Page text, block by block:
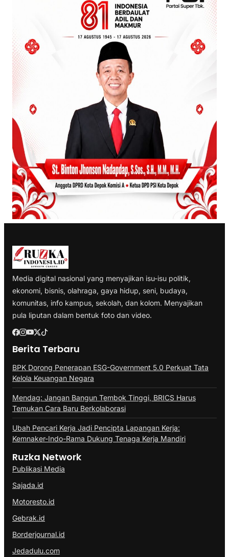
Media digital nasional yang menyajikan isu-isu politik,
ekonomi, bisnis, olahraga, gaya hidup, seni, budaya,
komunitas, info kampus, sekolah, dan kolom. Menyajikan
pula liputan dalam bentuk foto dan video.
Berita Terbaru
BPK Dorong Penerapan ESG-Government 5.0 Perkuat Tata
Kelola Keuangan Negara
Mendag: Jangan Bangun Tembok Tinggi, BRICS Harus
Temukan Cara Baru Berkolaborasi
Ubah Pencari Kerja Jadi Pencipta Lapangan Kerja:
Kemnaker-Indo-Rama Dukung Tenaga Kerja Mandiri
Ruzka Network
Publikasi Media
Sajada.id
Motoresto.id
Gebrak.id
Borderjournal.id
Jedadulu.com